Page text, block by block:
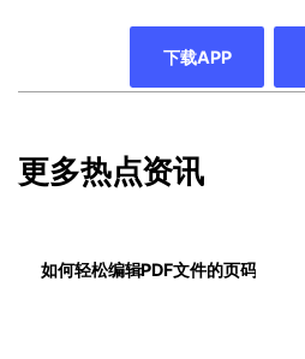
下载APP
更多热点资讯
如何轻松编辑PDF文件的页码